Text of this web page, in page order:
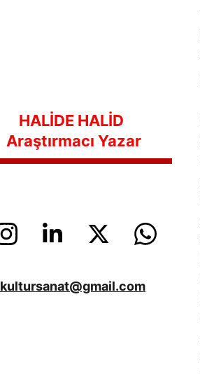
HALİDE HALİD
Araştırmacı Yazar